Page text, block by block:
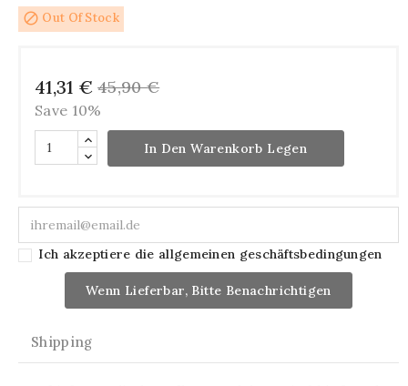
block Out Of Stock
41,31 € 45,90 €
Save 10%
In Den Warenkorb Legen
Ich akzeptiere die allgemeinen geschäftsbedingungen
Wenn Lieferbar, Bitte Benachrichtigen
Shipping